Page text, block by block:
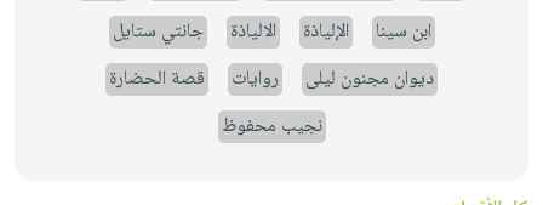
ابن سينا
الإلياذة الالياذة
جانتي ستايل
ديوان مجنون ليلى
روايات
قصة الحضارة
نجيب محفوظ